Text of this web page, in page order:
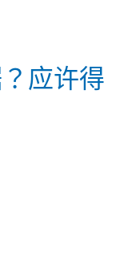
应许得